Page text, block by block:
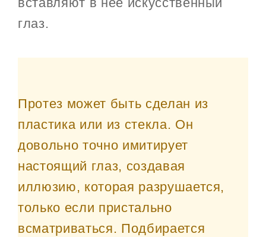
глаз.
Протез может быть сделан из
пластика или из стекла. Он
довольно точно имитирует
настоящий глаз, создавая
иллюзию, которая разрушается,
только если пристально
всматриваться. Подбирается